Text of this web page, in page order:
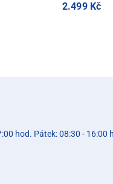
2.499 Kč
hod. Pátek: 08:30 - 16:00